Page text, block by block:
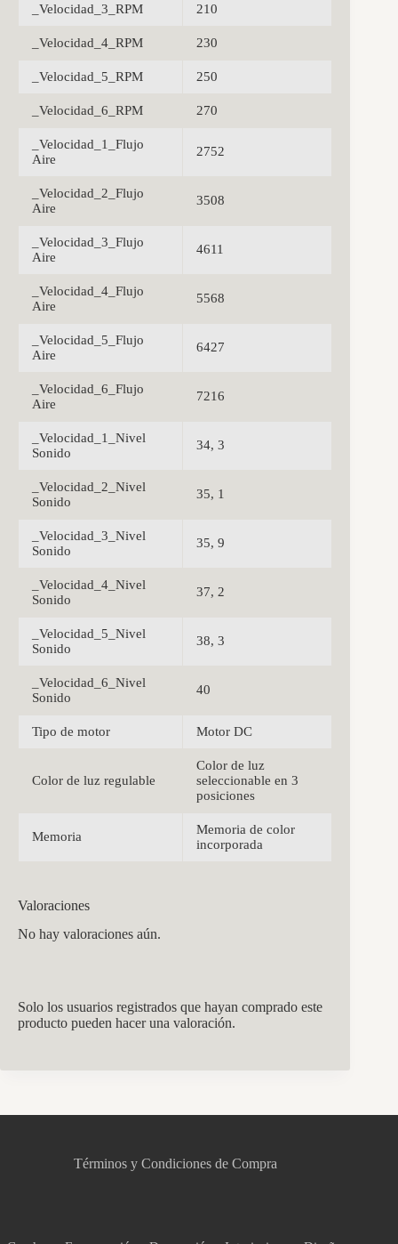
_Velocidad_3_RPM 210
_Velocidad_4_RPM 230
_Velocidad_5_RPM 250
_Velocidad_6_RPM 270
_Velocidad_1_Flujo
Aire
2752
_Velocidad_2_Flujo
Aire
3508
_Velocidad_3_Flujo
Aire
4611
_Velocidad_4_Flujo
Aire
5568
_Velocidad_5_Flujo
Aire
6427
_Velocidad_6_Flujo
Aire
7216
_Velocidad_1_Nivel
Sonido
34, 3
_Velocidad_2_Nivel
Sonido
35, 1
_Velocidad_3_Nivel
Sonido
35, 9
_Velocidad_4_Nivel
Sonido
37, 2
_Velocidad_5_Nivel
Sonido
38, 3
_Velocidad_6_Nivel
Sonido
40
Tipo de motor Motor DC
Color de luz regulable
Color de luz
seleccionable en 3
posiciones
Memoria
Memoria de color
incorporada
Valoraciones
No hay valoraciones aún.
Solo los usuarios registrados que hayan comprado este
producto pueden hacer una valoración.
Términos y Condiciones de Compra
Asistente virtual · En línea